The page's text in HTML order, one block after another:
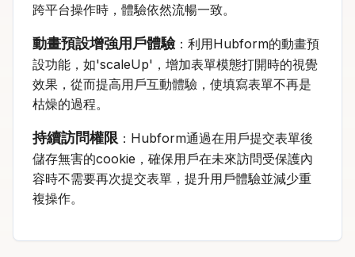
跨平台操作時，體驗依然流暢一致。
動畫預設增強用戶體驗：利用Hubform的動畫預
設功能，如'scaleUp'，增加表單模態打開時的視覺
效果，從而提高用戶互動體驗，使填寫表單不再是
枯燥的過程。
持續訪問權限 ：Hubform通過在用戶提交表單後
儲存無害的cookie，確保用戶在未來訪問受保護內
容時不需要再次提交表單，提升用戶體驗並減少重
複操作。